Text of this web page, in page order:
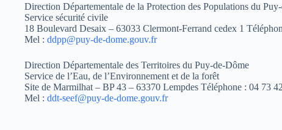
Direction Départementale de la Protection des Populations du
Service sécurité civile
18 Boulevard Desaix – 63033 Clermont-Ferrand cedex 1
Mel : ddpp@puy-de-dome.gouv.fr
Direction Départementale des Territoires du Puy-de-Dôme
Service de l’Eau, de l’Environnement et de la forêt
Site de Marmilhat – BP 43 – 63370 Lempdes Téléphone : 04 73
Mel : ddt-seef@puy-de-dome.gouv.fr